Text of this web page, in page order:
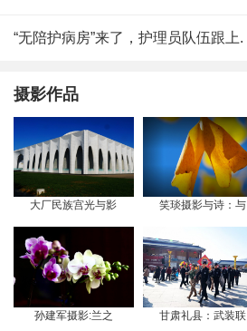
“无陪护病房”来了，护理员队伍跟上.
摄影作品
大厂民族宫光与影 笑琰摄影与诗：与
孙建军摄影:兰之 甘肃礼县：武装联